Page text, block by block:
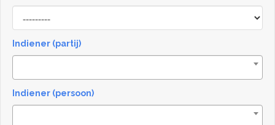
Result
Indiener (partij)
Indiener (persoon)